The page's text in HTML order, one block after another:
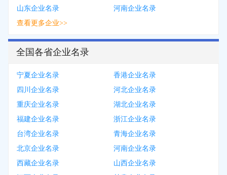
山东企业名录
河南企业名录
查看更多企业>>
全国各省企业名录
宁夏企业名录
香港企业名录
四川企业名录
河北企业名录
重庆企业名录
湖北企业名录
福建企业名录
浙江企业名录
台湾企业名录
青海企业名录
北京企业名录
河南企业名录
西藏企业名录
山西企业名录